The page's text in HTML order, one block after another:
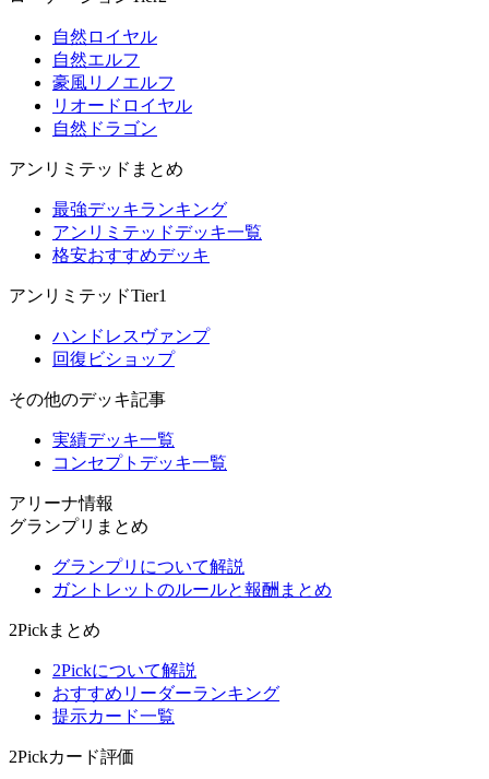
自然ロイヤル
自然エルフ
豪風リノエルフ
リオードロイヤル
自然ドラゴン
アンリミテッドまとめ
最強デッキランキング
アンリミテッドデッキ一覧
格安おすすめデッキ
アンリミテッドTier1
ハンドレスヴァンプ
回復ビショップ
その他のデッキ記事
実績デッキ一覧
コンセプトデッキ一覧
アリーナ情報
グランプリまとめ
グランプリについて解説
ガントレットのルールと報酬まとめ
2Pickまとめ
2Pickについて解説
おすすめリーダーランキング
提示カード一覧
2Pickカード評価